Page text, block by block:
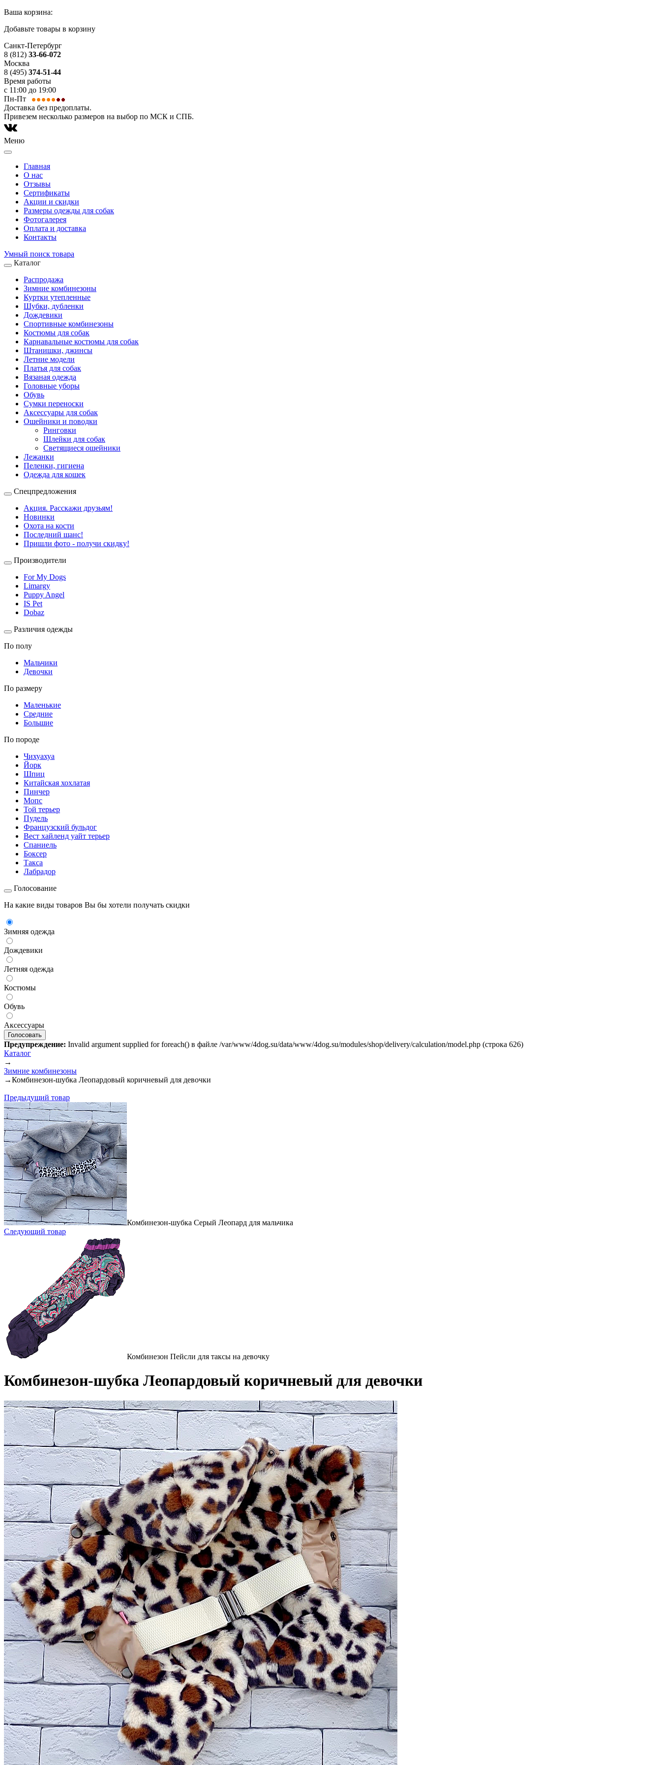
Ваша корзина:
Добавьте товары в корзину
Санкт-Петербург
8 (812) 33-66-072
Москва
8 (495) 374-51-44
Время работы
с 11:00 до 19:00
Пн-Пт
Доставка без предоплаты.
Привезем несколько размеров на выбор по МСК и СПБ.
Меню
Главная
О нас
Отзывы
Сертификаты
Акции и скидки
Размеры одежды для собак
Фотогалерея
Оплата и доставка
Контакты
Умный поиск товара
Каталог
Распродажа
Зимние комбинезоны
Куртки утепленные
Шубки, дубленки
Дождевики
Спортивные комбинезоны
Костюмы для собак
Карнавальные костюмы для собак
Штанишки, джинсы
Летние модели
Платья для собак
Вязаная одежда
Головные уборы
Обувь
Сумки переноски
Аксессуары для собак
Ошейники и поводки
Ринговки
Шлейки для собак
Светящиеся ошейники
Лежанки
Пеленки, гигиена
Одежда для кошек
Спецпредложения
Акция. Расскажи друзьям!
Новинки
Охота на кости
Последний шанс!
Пришли фото - получи скидку!
Производители
For My Dogs
Limargy
Puppy Angel
IS Pet
Dobaz
Различия одежды
По полу
Мальчики
Девочки
По размеру
Маленькие
Средние
Большие
По породе
Чихуахуа
Йорк
Шпиц
Китайская хохлатая
Пинчер
Мопс
Той терьер
Пудель
Французский бульдог
Вест хайленд уайт терьер
Спаниель
Боксер
Такса
Лабрадор
Голосование
На какие виды товаров Вы бы хотели получать скидки
Зимняя одежда
Дождевики
Летняя одежда
Костюмы
Обувь
Аксессуары
Предупреждение: Invalid argument supplied for foreach() в файле /var/www/4dog.su/data/www/4dog.su/modules/shop/delivery/calculation/model.php (строка 626)
Каталог
→
Зимние комбинезоны
→Комбинезон-шубка Леопардовый коричневый для девочки
Предыдущий товар
Комбинезон-шубка Серый Леопард для мальчика
Следующий товар
Комбинезон Пейсли для таксы на девочку
Комбинезон-шубка Леопардовый коричневый для девочки